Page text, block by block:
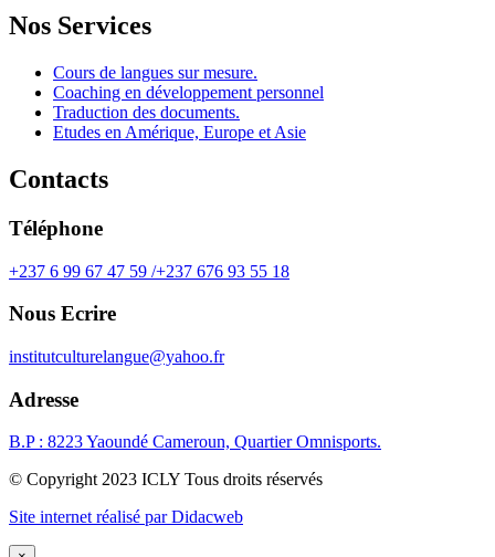
Nos Services
Cours de langues sur mesure.
Coaching en développement personnel
Traduction des documents.
Etudes en Amérique, Europe et Asie
Contacts
Téléphone
+237 6 99 67 47 59 /+237 676 93 55 18
Nous Ecrire
institutculturelangue@yahoo.fr
Adresse
B.P : 8223 Yaoundé Cameroun, Quartier Omnisports.
© Copyright 2023 ICLY Tous droits réservés
Site internet réalisé par Didacweb